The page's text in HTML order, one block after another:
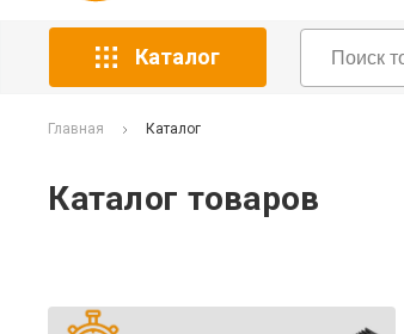
Каталог
Главная Каталог
Каталог товаров